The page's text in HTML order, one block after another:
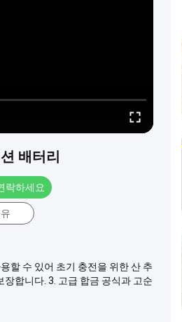
배터리
락하세요
할 수 있어 초기 충전을 위한 산 추
합니다. 3. 고급 합금 공식과 고순